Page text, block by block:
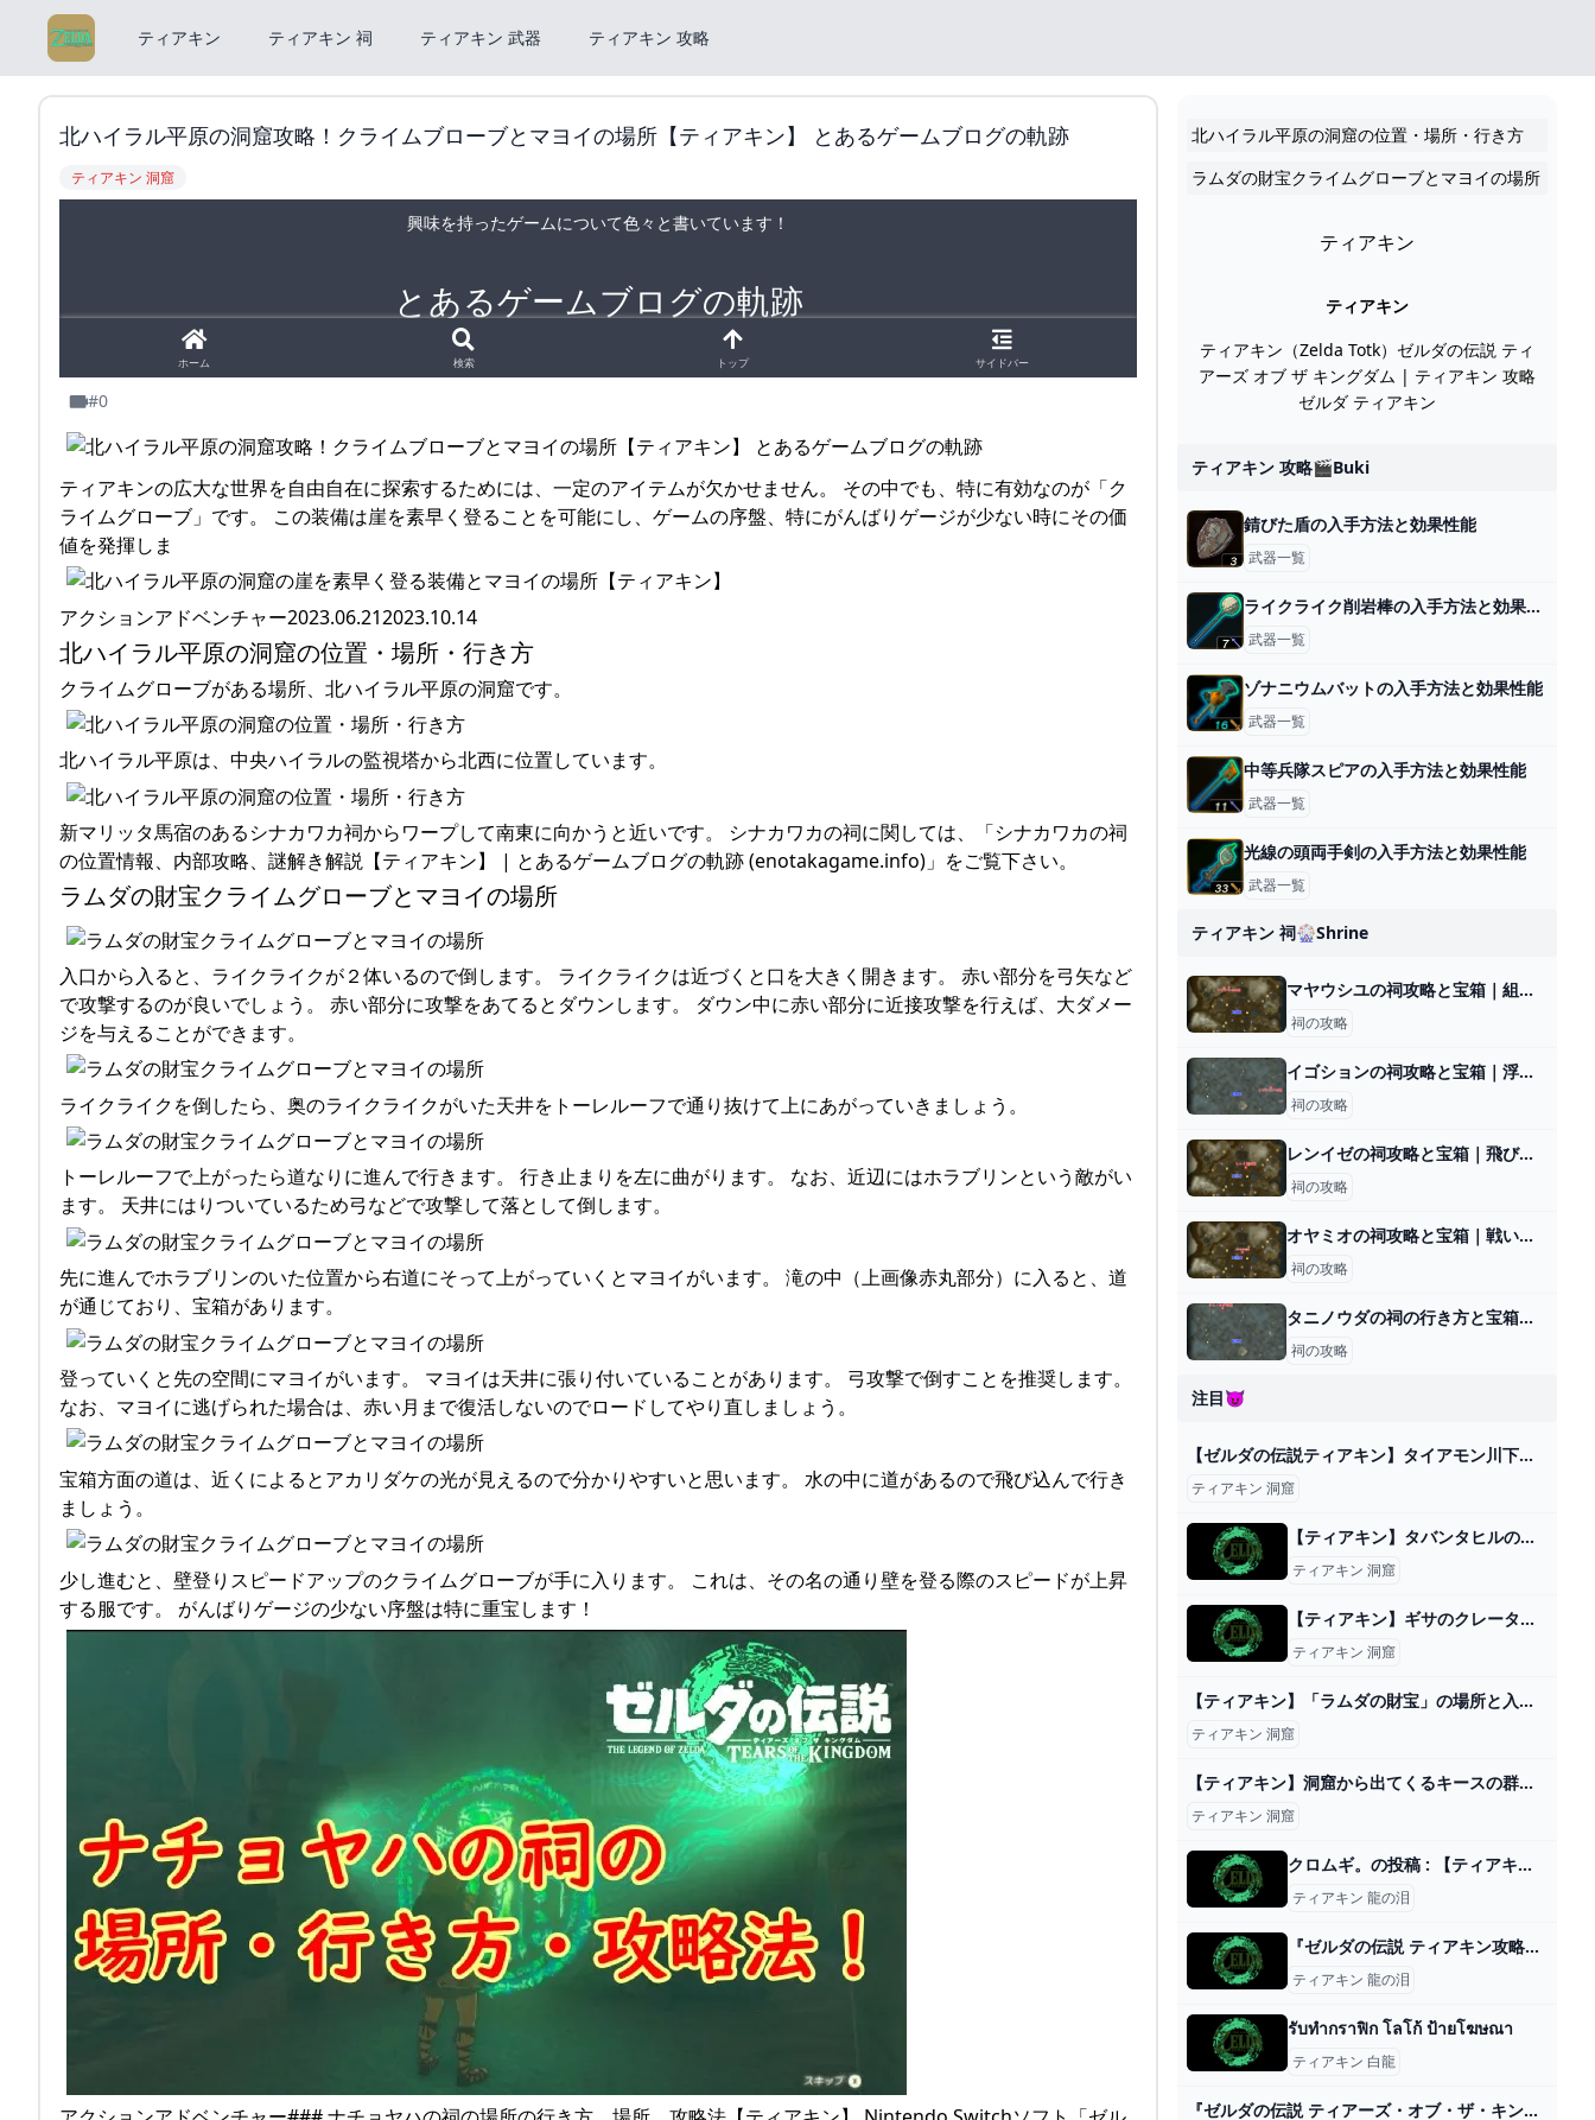
ティアキン ティアキン 祠 ティアキン 武器 ティアキン 攻略
北ハイラル平原の洞窟攻略！クライムブローブとマヨイの場所【ティアキン】 とあるゲームブログの軌跡
ティアキン 洞窟
#0
ティアキンの広大な世界を自由自在に探索するためには、一定のアイテムが欠かせません。 その中でも、特に有効なのが「ク
ライムグローブ」です。 この装備は崖を素早く登ることを可能にし、ゲームの序盤、特にがんばりゲージが少ない時にその価
値を発揮しま
アクションアドベンチャー2023.06.212023.10.14
北ハイラル平原の洞窟の位置・場所・行き方
クライムグローブがある場所、北ハイラル平原の洞窟です。
北ハイラル平原は、中央ハイラルの監視塔から北西に位置しています。
新マリッタ馬宿のあるシナカワカ祠からワープして南東に向かうと近いです。 シナカワカの祠に関しては、「シナカワカの祠
の位置情報、内部攻略、謎解き解説【ティアキン】 | とあるゲームブログの軌跡 (enotakagame.info)」をご覧下さい。
ラムダの財宝クライムグローブとマヨイの場所
入口から入ると、ライクライクが２体いるので倒します。 ライクライクは近づくと口を大きく開きます。 赤い部分を弓矢など
で攻撃するのが良いでしょう。 赤い部分に攻撃をあてるとダウンします。 ダウン中に赤い部分に近接攻撃を行えば、大ダメー
ジを与えることができます。
ライクライクを倒したら、奥のライクライクがいた天井をトーレルーフで通り抜けて上にあがっていきましょう。
トーレルーフで上がったら道なりに進んで行きます。 行き止まりを左に曲がります。 なお、近辺にはホラブリンという敵がい
ます。 天井にはりついているため弓などで攻撃して落として倒します。
先に進んでホラブリンのいた位置から右道にそって上がっていくとマヨイがいます。 滝の中（上画像赤丸部分）に入ると、道
が通じており、宝箱があります。
登っていくと先の空間にマヨイがいます。 マヨイは天井に張り付いていることがあります。 弓攻撃で倒すことを推奨します。
なお、マヨイに逃げられた場合は、赤い月まで復活しないのでロードしてやり直しましょう。
宝箱方面の道は、近くによるとアカリダケの光が見えるので分かりやすいと思います。 水の中に道があるので飛び込んで行き
ましょう。
少し進むと、壁登りスピードアップのクライムグローブが手に入ります。 これは、その名の通り壁を登る際のスピードが上昇
する服です。 がんばりゲージの少ない序盤は特に重宝します！
北ハイラル平原の洞窟の位置・場所・行き方
ラムダの財宝クライムグローブとマヨイの場所
ティアキン
ティアキン
ティアキン（Zelda Totk）ゼルダの伝説 ティ
アーズ オブ ザ キングダム | ティアキン 攻略
ゼルダ ティアキン
ティアキン 攻略🎬buki
錆びた盾の入手方法と効果性能
武器一覧
ライクライク削岩棒の入手方法と効果性能
武器一覧
ゾナニウムバットの入手方法と効果性能
武器一覧
中等兵隊スピアの入手方法と効果性能
武器一覧
光線の頭両手剣の入手方法と効果性能
武器一覧
ティアキン 祠🎡shrine
マヤウシユの祠攻略と宝箱｜組み合わせ
祠の攻略
イゴションの祠攻略と宝箱｜浮遊する水
祠の攻略
レンイゼの祠攻略と宝箱｜飛び立つかたち
祠の攻略
オヤミオの祠攻略と宝箱｜戦いの教え 投げの極意
祠の攻略
タニノウダの祠の行き方と宝箱｜ラウルの祝福
祠の攻略
注目😈
【ゼルダの伝説ティアキン】タイアモン川下流の洞窟(マヨイ＋ファントムのファントムの鎧） - YouTube
ティアキン 洞窟
【ティアキン】タバンタヒルの洞窟のマヨイの場所と行き方【ゼルダの伝説ティアーズオブザキングダム】 - ゲームウィズ
ティアキン 洞窟
【ティアキン】ギサのクレーターの洞窟のマヨイの場所と行き方【ゼルダの伝説ティアーズオブザキングダム】 - ゲームウィズ
ティアキン 洞窟
【ティアキン】「ラムダの財宝」の場所と入手方法【ゼルダの伝説 ティアーズオブザキングダム】 昇遊GAME
ティアキン 洞窟
【ティアキン】洞窟から出てくるキースの群れを殲滅すれば目玉が大量に手に入るのか【ゼルダの伝説ティアーズオブザキングダム実況】 ゼルダの伝説 ティアキン攻略動画まとめ
ティアキン 洞窟
クロムギ。の投稿 : 【ティアキン】龍の泪全ムービー動画上げました👍 マジ感動するから見てみて〜🥲 ※めっちゃネタバレなんで https://youtu.be/h2HMAn1IHnA?si=bRAfLZX_lSDbcmPk 好きでつながるバーチャルワールドYay!（イェイ）
ティアキン 龍の泪
『ゼルダの伝説 ティアキン攻略』インパの地上絵イベントが面白すぎるwインパのクエを進めたら絵の見るべき順番が分かってくるぞ！ ゲーム特化速報！
ティアキン 龍の泪
รับทำกราฟิก โลโก้ ป้ายโฆษณา
ティアキン 白龍
『ゼルダの伝説 ティアーズ・オブ・ザ・キングダム・パーフェクト・ガイド』攻略データが数多く収録！608Pの大ボリュームで好評発売中！ - TOWER RECORDS ONLINE